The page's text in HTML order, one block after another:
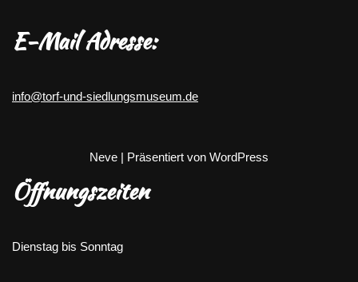
E-Mail Adresse:
info@torf-und-siedlungsmuseum.de
Neve | Präsentiert von WordPress
Öffnungszeiten
Dienstag bis Sonntag